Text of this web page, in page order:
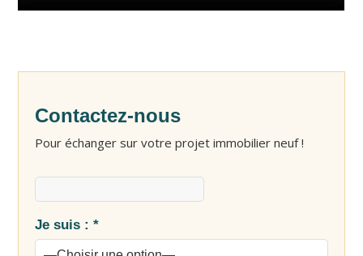
Contactez-nous
Pour échanger sur votre projet immobilier neuf !
Je suis : *